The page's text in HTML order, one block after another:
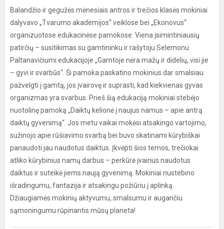
Balandžio ir gegužės mėnesiais antros ir trečios klasės mokiniai
dalyvavo „Tvarumo akademijos“ veiklose bei „Ekonovus“
organizuotose edukacinėse pamokose. Viena įsimintiniausių
patirčių – susitikimas su gamtininku ir rašytoju Selemonu
Paltanavičiumi edukacijoje „Gamtoje nėra mažų ir didelių, visi jie
– gyvi ir svarbūs“. Ši pamoka paskatino mokinius dar smalsiau
pažvelgti į gamtą, jos įvairovę ir suprasti, kad kiekvienas gyvas
organizmas yra svarbus. Prieš šią edukaciją mokiniai stebėjo
nuotolinę pamoką „Daiktų kelionė į naujus namus – apie antrą
daiktų gyvenimą“. Jos metu vaikai mokėsi atsakingo vartojimo,
sužinojo apie rūšiavimo svarbą bei buvo skatinami kūrybiškai
panaudoti jau naudotus daiktus. Įkvėpti šios temos, trečiokai
atliko kūrybinius namų darbus – perkūrė įvairius naudotus
daiktus ir suteikė jiems naują gyvenimą. Mokiniai nustebino
išradingumu, fantazija ir atsakingu požiūriu į aplinką.
Džiaugiamės mokinių aktyvumu, smalsumu ir augančiu
sąmoningumu rūpinantis mūsų planeta!